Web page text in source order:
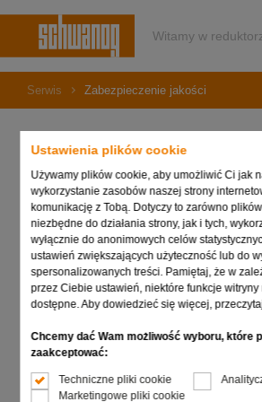
Ustawienia plików cookie
Używamy plików cookie, aby umożliwić Ci jak
wykorzystanie zasobów naszej strony
komunikację z Tobą. Dotyczy to zarówno
niezbędne do działania strony, jak i tych,
wyłącznie do anonimowych celów
ustawień zwiększających użyteczność lub do
spersonalizowanych treści. Pamiętaj, że w
przez Ciebie ustawień, niektóre funkcje witryny
dostępne. Aby dowiedzieć się więcej,
Chcemy dać Wam możliwość wyboru, które
zaakceptować:
Techniczne pliki cookie
Marketingowe pliki cookie
Witamy w
Serwis Zabezpieczenie jakości
Zabezpieczenie
Systemy zabezpieczenia jakości i
ściśle powiązane ze sobą procesy. W
zabezpieczenia jakości gwarantujemy
końcową indywidualnie produkowanych
tokarskich z wykorzystaniem
Uzbrojone w kamery przyrządy
kontury narzędzia tokarskiego i
przedsiębiorstwie cały czas